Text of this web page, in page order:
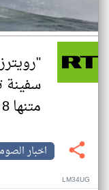
سفينة
متنها 8 ألمان و10 فلبينيين
اخبار
LM34UG